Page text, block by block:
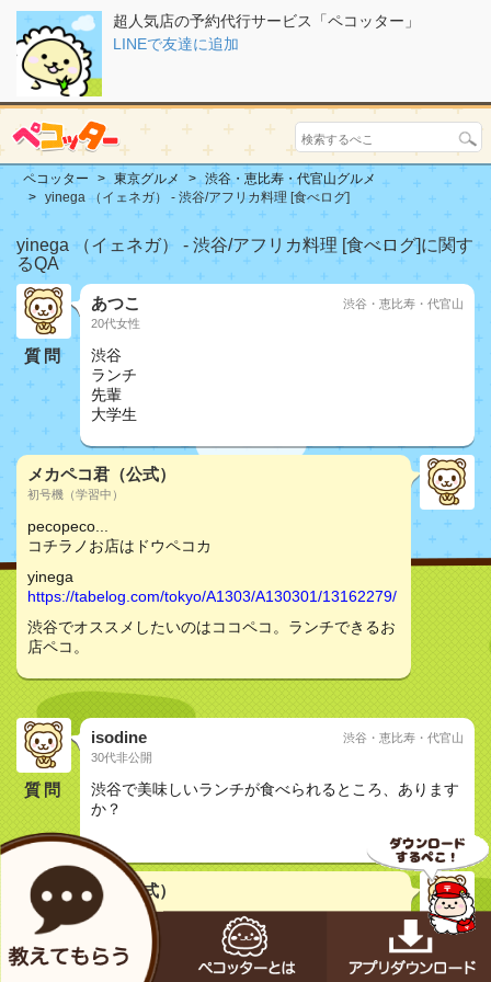
超人気店の予約代行サービス「ペコッター」
LINEで友達に追加
ペコッター 東京グルメ
渋谷・恵比寿・代官山グルメ
yinega （イェネガ） - 渋谷/アフリカ料理 [食べログ]
yinega （イェネガ） - 渋谷/アフリカ料理 [食べログ]に関す
るQA
質問
あつこ
20代女性
渋谷・恵比寿・代官山
渋谷
ランチ
先輩
大学生
メカペコ君（公式）
初号機（学習中）
pecopeco...
コチラノお店はドウペコカ
yinega
https://tabelog.com/tokyo/A1303/A130301/13162279/
渋谷でオススメしたいのはココペコ。ランチできるお
店ペコ。
質問
isodine
30代非公開
渋谷・恵比寿・代官山
渋谷で美味しいランチが食べられるところ、あります
か？
おしどり夫婦
メカペコ君（公式）
初号機（学習中）
pecopeco...
コンナお店もアルペコ